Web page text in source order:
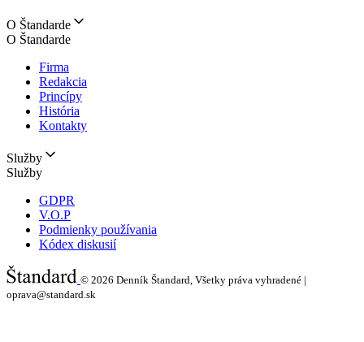
O Štandarde
O Štandarde
Firma
Redakcia
Princípy
História
Kontakty
Služby
Služby
GDPR
V.O.P
Podmienky používania
Kódex diskusií
© 2026 Denník Štandard, Všetky práva vyhradené |
oprava@standard.sk